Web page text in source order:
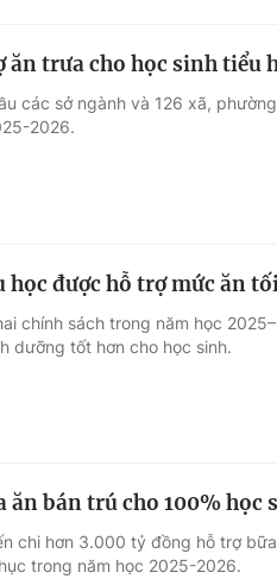
trưa cho học sinh tiểu
các sở ngành và 126 xã,
2026.
được hỗ trợ mức ăn
chính sách trong năm học
dưỡng tốt hơn cho học sinh.
ăn bán trú cho 100% học
chi hơn 3.000 tỷ đồng hỗ trợ
trong năm học 2025-2026.